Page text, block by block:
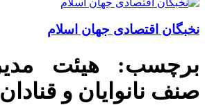
نخبگان اقتصادی جهان اسلام
برچسب:هیئت
صنف نانوایان و